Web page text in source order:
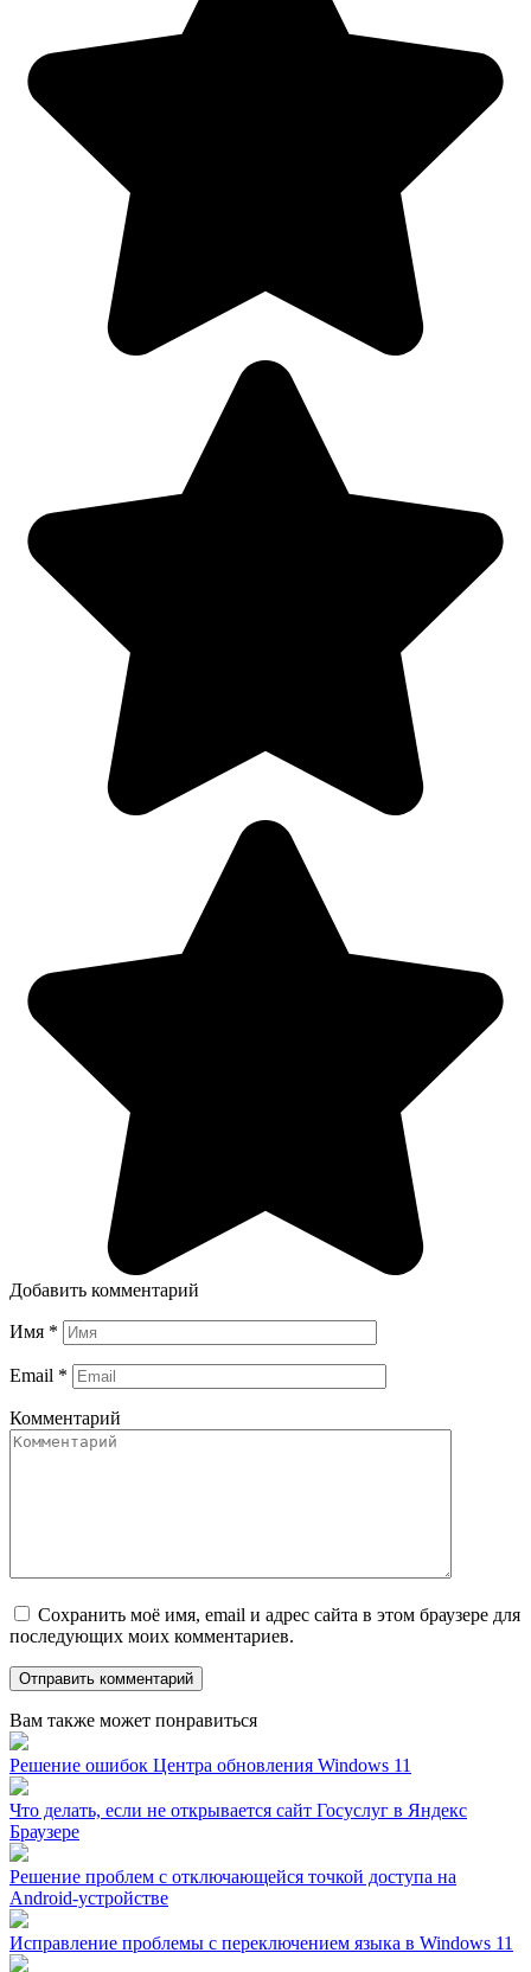
Добавить комментарий
Имя *
Email *
Комментарий
Сохранить моё имя, email и адрес сайта в этом браузере для
последующих моих комментариев.
Вам также может понравиться
Решение ошибок Центра обновления Windows 11
Что делать, если не открывается сайт Госуслуг в Яндекс
Браузере
Решение проблем с отключающейся точкой доступа на
Android-устройстве
Исправление проблемы с переключением языка в Windows 11